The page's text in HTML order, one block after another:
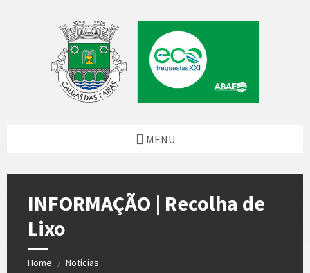
MENU
INFORMAÇÃO | Recolha de
Lixo
Home / Notícias